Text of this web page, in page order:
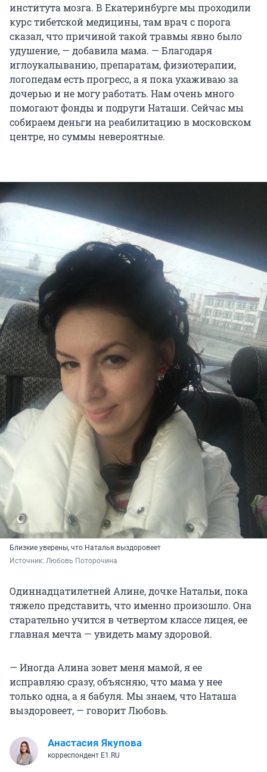
института мозга. В Екатеринбурге мы проходили
курс тибетской медицины, там врач с порога
сказал, что причиной такой травмы явно было
удушение, — добавила мама. — Благодаря
иглоукалыванию, препаратам, физиотерапии,
логопедам есть прогресс, а я пока ухаживаю за
дочерью и не могу работать. Нам очень много
помогают фонды и подруги Наташи. Сейчас мы
собираем деньги на реабилитацию в московском
центре, но суммы невероятные.
Близкие уверены, что Наталья выздоровеет
Источник: Любовь Поторочина
Одиннадцатилетней Алине, дочке Натальи, пока
тяжело представить, что именно произошло. Она
старательно учится в четвертом классе лицея, ее
главная мечта — увидеть маму здоровой.
— Иногда Алина зовет меня мамой, я ее
исправляю сразу, объясняю, что мама у нее
только одна, а я бабуля. Мы знаем, что Наташа
выздоровеет, — говорит Любовь.
Анастасия Якупова
корреспондент E1.RU